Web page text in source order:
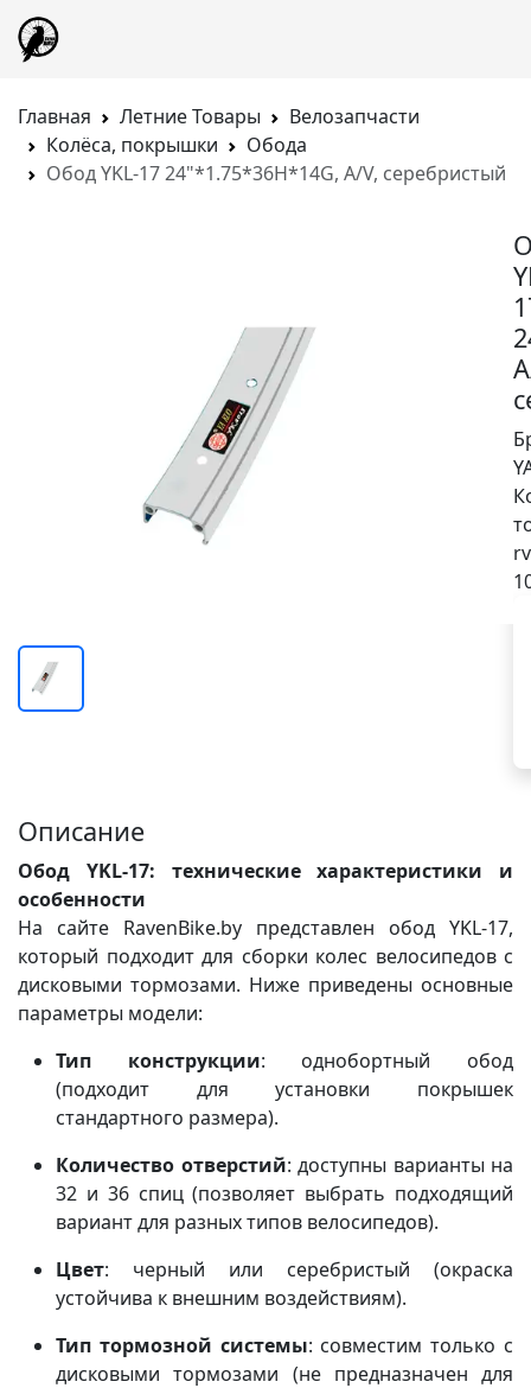
Главная Летние Товары
Велозапчасти
Колёса, покрышки
Обода
Обод YKL-17 24"*1.75*36H*14G, A/V, серебристый
Описание
Обод YKL-17: технические характеристики и
особенности
На сайте RavenBike.by представлен обод YKL-17,
который подходит для сборки колес велосипедов с
дисковыми тормозами. Ниже приведены основные
параметры модели:
Тип конструкции: однобортный обод
(подходит для установки покрышек
стандартного размера).
Количество отверстий: доступны варианты на
32 и 36 спиц (позволяет выбрать подходящий
вариант для разных типов велосипедов).
Цвет: черный или серебристый (окраска
устойчива к внешним воздействиям).
Тип тормозной системы: совместим только с
дисковыми тормозами (не предназначен для